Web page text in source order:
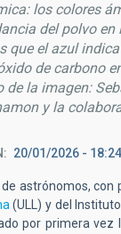
los colores á
del polvo en
que el azul
de carbono
de la imagen:
y la
20/01/2026 -
astrónomos, con
(ULL) y del
por primera vez